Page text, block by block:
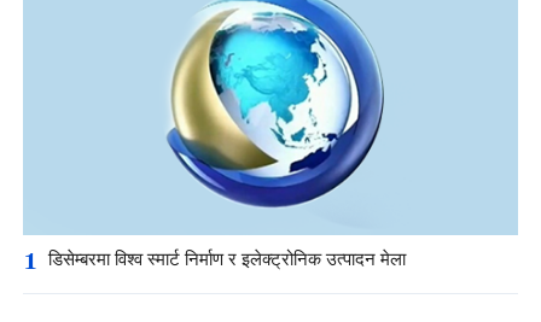
1 डिसेम्बरमा विश्व स्मार्ट निर्माण र इलेक्ट्रोनिक उत्पादन मेला